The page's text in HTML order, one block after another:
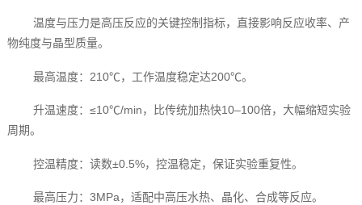
温度与压力是高压反应的关键控制指标，直接影响反应收率、产
物纯度与晶型质量。
最高温度：210℃，工作温度稳定达200℃。
升温速度：≤10℃/min，比传统加热快10–100倍，大幅缩短实验
周期。
控温精度：读数±0.5%，控温稳定，保证实验重复性。
最高压力：3MPa，适配中高压水热、晶化、合成等反应。